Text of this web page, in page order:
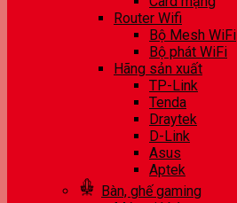
Router Wifi
Bộ Mesh WiFi
Bộ phát WiFi
Hãng sản xuất
TP-Link
Tenda
Draytek
D-Link
Asus
Aptek
Bàn, ghế gaming